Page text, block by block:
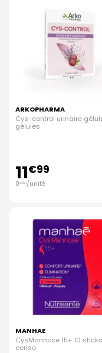
ARKOPHARMA
Cys-control urinaire
gélules
11€99
0€60/unité
MANHAE
CysMannose 15+ 10 sticks
cerise